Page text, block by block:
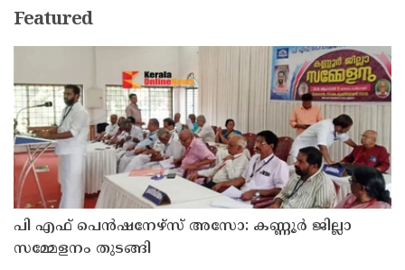
Featured
പി എഫ് പെൻഷനേഴ്സ് അസോ: കണ്ണൂർ ജില്ലാ
സമ്മേളനം തുടങ്ങി